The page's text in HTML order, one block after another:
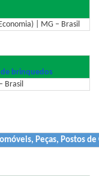
| MG – Brasil
brinquedos
Brasil
Peças, Postos